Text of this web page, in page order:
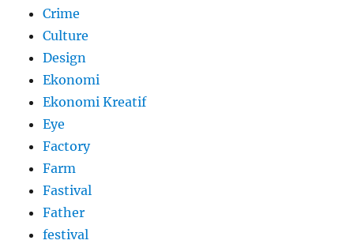
Crime
Culture
Design
Ekonomi
Ekonomi Kreatif
Eye
Factory
Farm
Fastival
Father
festival